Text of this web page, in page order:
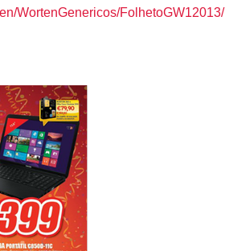
WortenGenericos/FolhetoGW12013/